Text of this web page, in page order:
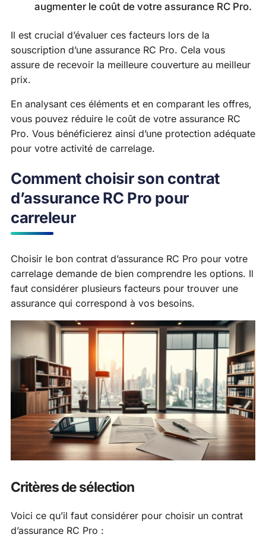
augmenter le coût de votre assurance RC Pro.
Il est crucial d’évaluer ces facteurs lors de la
souscription d’une assurance RC Pro. Cela vous
assure de recevoir la meilleure couverture au meilleur
prix.
En analysant ces éléments et en comparant les offres,
vous pouvez réduire le coût de votre assurance RC
Pro. Vous bénéficierez ainsi d’une protection adéquate
pour votre activité de carrelage.
Comment choisir son contrat
d’assurance RC Pro pour
carreleur
Choisir le bon contrat d’assurance RC Pro pour votre
carrelage demande de bien comprendre les options. Il
faut considérer plusieurs facteurs pour trouver une
assurance qui correspond à vos besoins.
Critères de sélection
Voici ce qu’il faut considérer pour choisir un contrat
d’assurance RC Pro :